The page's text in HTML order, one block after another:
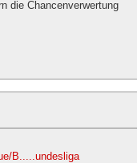
die Chancenverwertung
B.....undesliga